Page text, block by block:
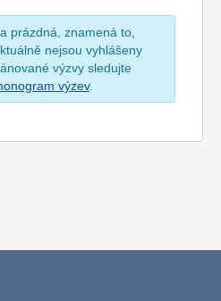
prázdná, znamená to,
nejsou vyhlášeny
výzvy sledujte
výzev.